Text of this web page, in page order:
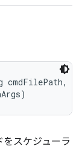
cmdFilePath,
スケジューラ